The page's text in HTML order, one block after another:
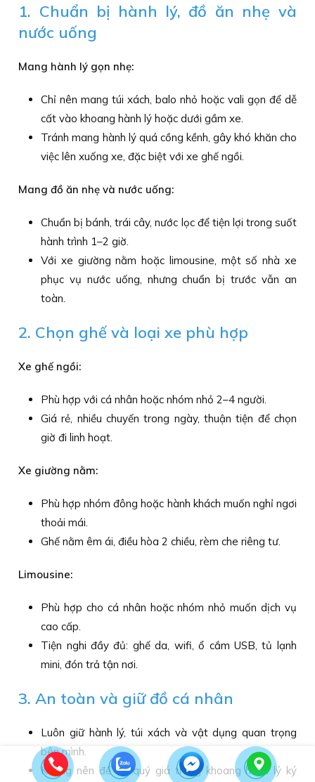
1. Chuẩn bị hành lý, đồ ăn nhẹ và
nước uống
Mang hành lý gọn nhẹ:
Chỉ nên mang túi xách, balo nhỏ hoặc vali gọn để dễ
cất vào khoang hành lý hoặc dưới gầm xe.
Tránh mang hành lý quá cồng kềnh, gây khó khăn cho
việc lên xuống xe, đặc biệt với xe ghế ngồi.
Mang đồ ăn nhẹ và nước uống:
Chuẩn bị bánh, trái cây, nước lọc để tiện lợi trong suốt
hành trình 1–2 giờ.
Với xe giường nằm hoặc limousine, một số nhà xe
phục vụ nước uống, nhưng chuẩn bị trước vẫn an
toàn.
2. Chọn ghế và loại xe phù hợp
Xe ghế ngồi:
Phù hợp với cá nhân hoặc nhóm nhỏ 2–4 người.
Giá rẻ, nhiều chuyến trong ngày, thuận tiện để chọn
giờ đi linh hoạt.
Xe giường nằm:
Phù hợp nhóm đông hoặc hành khách muốn nghỉ ngơi
thoải mái.
Ghế nằm êm ái, điều hòa 2 chiều, rèm che riêng tư.
Limousine:
Phù hợp cho cá nhân hoặc nhóm nhỏ muốn dịch vụ
cao cấp.
Tiện nghi đầy đủ: ghế da, wifi, ổ cắm USB, tủ lạnh
mini, đón trả tận nơi.
3. An toàn và giữ đồ cá nhân
Luôn giữ hành lý, túi xách và vật dụng quan trọng
bên mình.
Không nên để đồ quý giá trong khoang hành lý ký